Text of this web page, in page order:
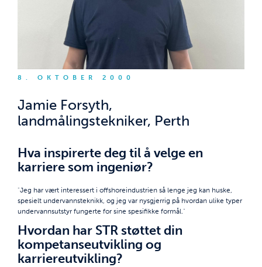
8. OKTOBER 2000
Jamie Forsyth,
landmålingstekniker, Perth
Hva inspirerte deg til å velge en
karriere som ingeniør?
"Jeg har vært interessert i offshoreindustrien så lenge jeg kan huske,
spesielt undervannsteknikk, og jeg var nysgjerrig på hvordan ulike typer
undervannsutstyr fungerte for sine spesifikke formål."
Hvordan har STR støttet din
kompetanseutvikling og
karriereutvikling?